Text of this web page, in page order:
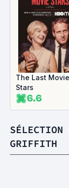
The Last Movie
Stars
6.6
GRIFFITH